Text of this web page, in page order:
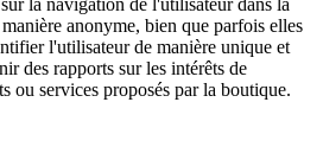
la navigation de l'utilisateur dans la
anonyme, bien que parfois elles
l'utilisateur de manière unique et
des rapports sur les intérêts de
ou services proposés par la boutique.